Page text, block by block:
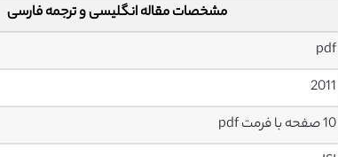
مشخصات مقاله انگلیسی و ترجمه فارسی
pdf
2011
10 صفحه با فرمت pdf